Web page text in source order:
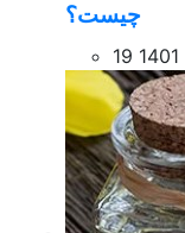
چیست؟